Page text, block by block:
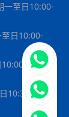
一至日10:00-
日10:00-
10:30-
立即